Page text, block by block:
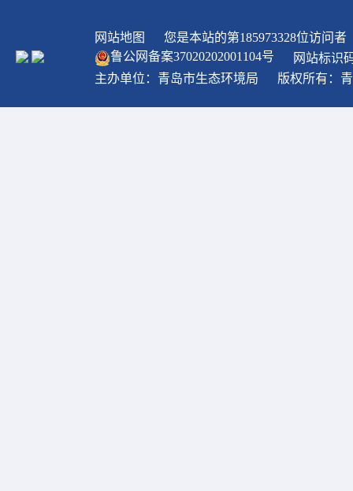
网站地图 您是本站的第185973328位访问者
鲁公网备案37020202001104号
网站标识
主办单位：青岛市生态环境局
版权所有：